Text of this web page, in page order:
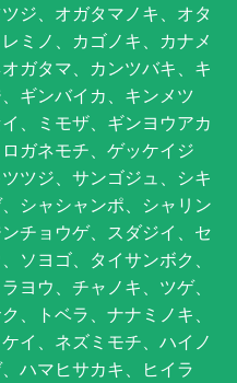
ジ、オガタマノキ、オタ
ミノ、カゴノキ、カナメ
ガタマ、カンツバキ、キ
ギンバイカ、キンメツ
、ミモザ、ギンヨウアカ
ガネモチ、ゲッケイジ
ツジ、サンゴジュ、シキ
シャシャンポ、シャリン
チョウゲ、スダジイ、セ
ソヨゴ、タイサンボク、
ヨウ、チャノキ、ツゲ、
、トベラ、ナナミノキ、
イ、ネズミモチ、ハイノ
ハマヒサカキ、ヒイラ